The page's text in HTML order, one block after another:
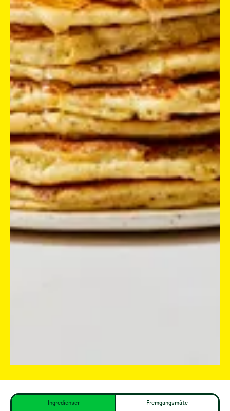
Ingredienser Fremgangsmåte